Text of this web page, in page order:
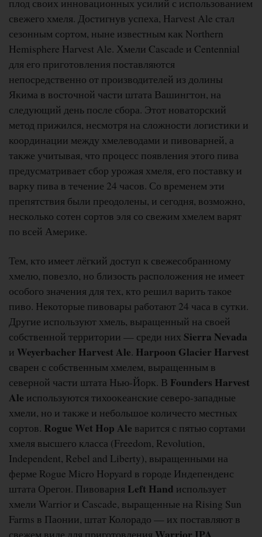
плод своих инновационных усилий с использованием
свежего хмеля. Достигнув успеха, Harvest Ale стал
сезонным сортом, ныне известным как Northern
Hemisphere Harvest Ale. Хмели Cascade и Centennial
для его приготовления поставляются
непосредственно от производителей из долины
Якима в восточной части штата Вашингтон, на
следующий день после сбора. Этот новаторский
метод прижился, несмотря на сложности логистики и
координации между хмелеводами и пивоварней, а
также учитывая, что процесс появления этого пива
предусматривает сбор урожая хмеля, его поставку и
варку пива в течение 24 часов. Со временем эти
препятствия были преодолены, и сегодня, возможно,
несколько сотен сортов эля со свежим хмелем варят
по всей Америке.
Тем, кто имеет лёгкий доступ к свежесобранному
хмелю, повезло, но близость расположения не имеет
особого значения для тех, кто решил варить такое
пиво. Некоторые пивовары работают 24 часа в сутки.
Другие используют хмель, выращенный на своей
собственной территории — среди них Sierra Nevada
и Weyerbacher Harvest Ale. Harpoon Glacier Harvest
сварен с собственным хмелем, выращенным в
северной части штата Нью-Йорк. В Founders Harvest
Ale используются тихоокеанские северо-западные
хмели, но и также и небольшое количесто местных
сортов. Rogue Wet Hop Ale варится с пятью сортами
хмеля высшего класса (Freedom, Revolution,
Independent, Rebel and Liberty), выращенными на
ферме Rogue Micro Hopyard в городе Индепенденс
штата Орегон. Пивоварня Left Hand использует
хмели Warrior и Cascade, выращенные на Rising Sun
Farms в Паонии, штат Колорадо — их поставляют в
свежем виде для приготовления
.